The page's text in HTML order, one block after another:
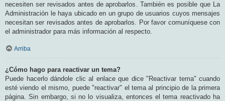
necesiten ser revisados antes de aprobarlos. También es posible que La
Administración le haya ubicado en un grupo de usuarios cuyos mensajes
necesitan ser revisados antes de aprobarlos. Por favor comuníquese con
el administrador para más información al respecto.
Arriba
¿Cómo hago para reactivar un tema?
Puede hacerlo dándole clic al enlace que dice "Reactivar tema" cuando
esté viendo el mismo, puede "reactivar" el tema al principio de la primera
página. Sin embargo, si no lo visualiza, entonces el tema reactivado ha